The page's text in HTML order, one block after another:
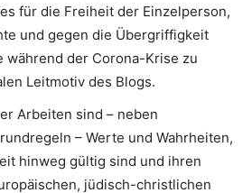
für die Freiheit der Einzelperson,
und gegen die Übergriffigkeit
während der Corona-Krise zu
Leitmotiv des Blogs.
Arbeiten sind – neben
– Werte und Wahrheiten,
hinweg gültig sind und ihren
jüdisch-christlichen